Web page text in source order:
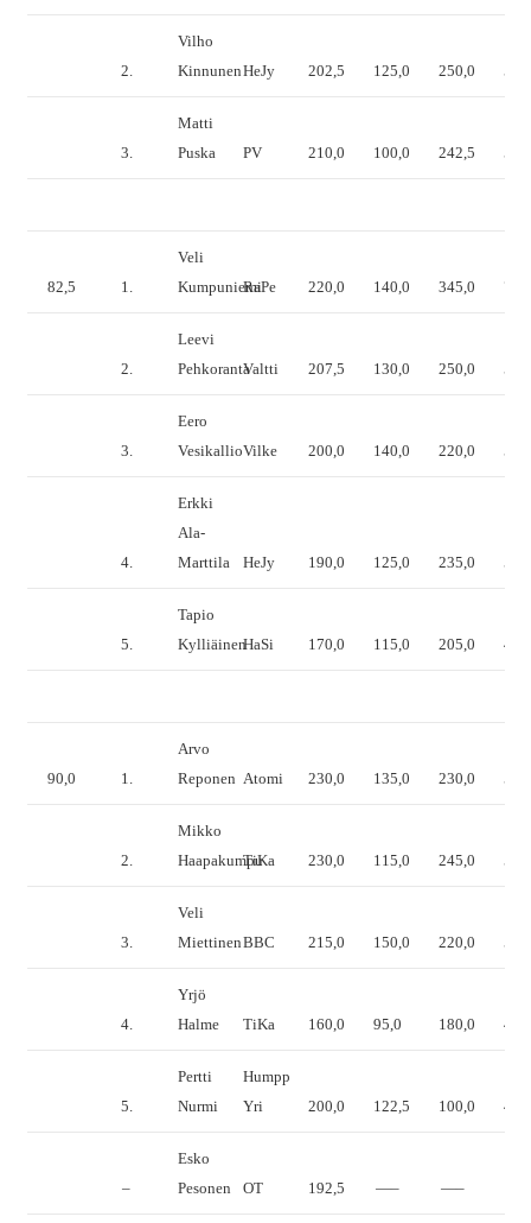
2.
Vilho
KinnunenHeJy 202,5 125,0 250,0
3.
Matti
Puska
PV 210,0 100,0 242,5
82,5 1.
Veli
KumpuniemiRaPe 220,0 140,0 345,0
2.
Leevi
PehkorantaValtti 207,5 130,0 250,0
3.
Eero
VesikallioVilke 200,0 140,0 220,0
4.
Erkki
Ala-
Marttila
HeJy 190,0 125,0 235,0
5.
Tapio
KylliäinenHaSi 170,0 115,0 205,0
90,0 1.
Arvo
Reponen Atomi 230,0 135,0 230,0
2.
Mikko
Haapakumpu
TiKa 230,0 115,0 245,0
3.
Veli
MiettinenBBC 215,0 150,0 220,0
4.
Yrjö
Halme
TiKa 160,0 95,0 180,0
5.
Pertti
Nurmi
Humpp
Yri
200,0 122,5 100,0
–
Esko
Pesonen
OT 192,5 —– —–